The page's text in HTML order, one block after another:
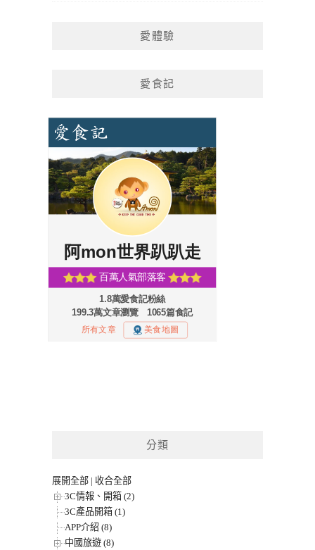
愛體驗
愛食記
分類
展開全部 | 收合全部
3C情報、開箱 (2)
3C產品開箱 (1)
APP介紹 (8)
中國旅遊 (8)